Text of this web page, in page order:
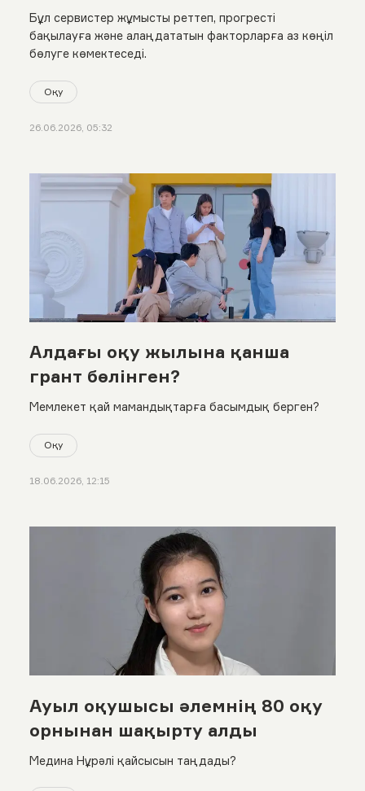
әдет трекерлері және
әлеуметтік желілерді
бұғаттайтын сервистер
Бұл сервистер жұмысты реттеп, прогресті
бақылауға және алаңдататын факторларға аз көңіл
бөлуге көмектеседі.
Оқу
26.06.2026, 05:32
Алдағы оқу жылына қанша
грант бөлінген?
Мемлекет қай мамандықтарға басымдық берген?
Оқу
18.06.2026, 12:15
Ауыл оқушысы әлемнің 80 оқу
орнынан шақырту алды
Медина Нұрәлі қайсысын таңдады?